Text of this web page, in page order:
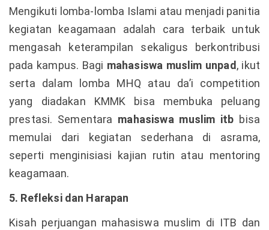
Mengikuti lomba-lomba Islami atau menjadi panitia
kegiatan keagamaan adalah cara terbaik untuk
mengasah keterampilan sekaligus berkontribusi
pada kampus. Bagi mahasiswa muslim unpad , ikut
serta dalam lomba MHQ atau da’i competition
yang diadakan KMMK bisa membuka peluang
prestasi. Sementara mahasiswa muslim itb bisa
memulai dari kegiatan sederhana di asrama,
seperti menginisiasi kajian rutin atau mentoring
keagamaan.
5. Refleksi dan Harapan
Kisah perjuangan mahasiswa muslim di ITB dan